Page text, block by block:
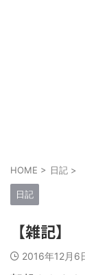
HOME > 日記 >
日記
【雑記】
2016年12月6